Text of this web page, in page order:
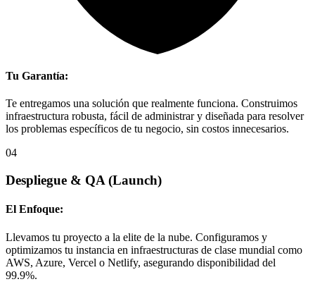
Tu Garantía:
Te entregamos una solución que realmente funciona. Construimos
infraestructura robusta, fácil de administrar y diseñada para resolver
los problemas específicos de tu negocio, sin costos innecesarios.
04
Despliegue & QA (Launch)
El Enfoque:
Llevamos tu proyecto a la elite de la nube. Configuramos y
optimizamos tu instancia en infraestructuras de clase mundial como
AWS, Azure, Vercel o Netlify, asegurando disponibilidad del
99.9%.